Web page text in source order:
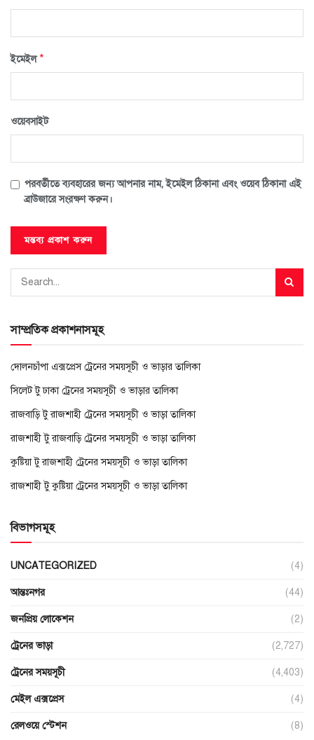
ইমেইল*
ওয়েবসাইট
পরবর্তীতে ব্যবহারের জন্য আপনার নাম, ইমেইল ঠিকানা এবং ওয়েব ঠিকানা এই
ব্রাউজারে সংরক্ষণ করুন।
সাম্প্রতিক প্রকাশনাসমূহ
দোলনচাঁপা এক্সপ্রেস ট্রেনের সময়সূচী ও ভাড়ার তালিকা
সিলেট টু ঢাকা ট্রেনের সময়সূচী ও ভাড়ার তালিকা
রাজবাড়ি টু রাজশাহী ট্রেনের সময়সূচী ও ভাড়া তালিকা
রাজশাহী টু রাজবাড়ি ট্রেনের সময়সূচী ও ভাড়া তালিকা
কুষ্টিয়া টু রাজশাহী ট্রেনের সময়সূচী ও ভাড়া তালিকা
রাজশাহী টু কুষ্টিয়া ট্রেনের সময়সূচী ও ভাড়া তালিকা
বিভাগসমূহ
UNCATEGORIZED (4)
আন্তঃনগর (44)
জনপ্রিয় লোকেশন (2)
ট্রেনের ভাড়া (2,727)
ট্রেনের সময়সূচী (4,403)
মেইল এক্সপ্রেস (4)
রেলওয়ে স্টেশন (8)